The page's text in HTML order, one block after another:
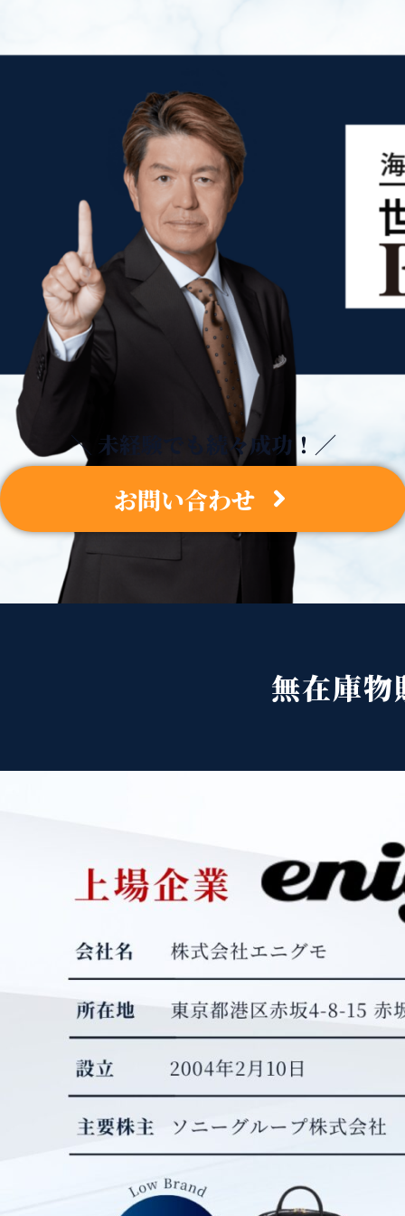
＼ 未経験でも続々成功！／
お問い合わせ
無在庫物